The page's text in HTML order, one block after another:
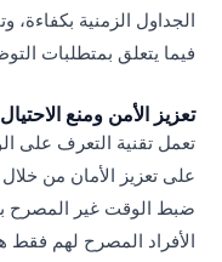
الجداول الزمنية بكفاءة،
فيما يتعلق بمتطلبات
تعزيز الأمن ومنع
تعمل تقنية التعرف على
على تعزيز الأمان من
ضبط الوقت غير المصرح
الأفراد المصرح لهم